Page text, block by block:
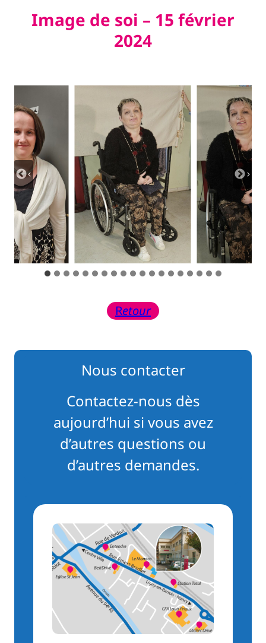
Image de soi – 15 février
2024
Retour
Nous contacter
Contactez-nous dès
aujourd’hui si vous avez
d’autres questions ou
d’autres demandes.